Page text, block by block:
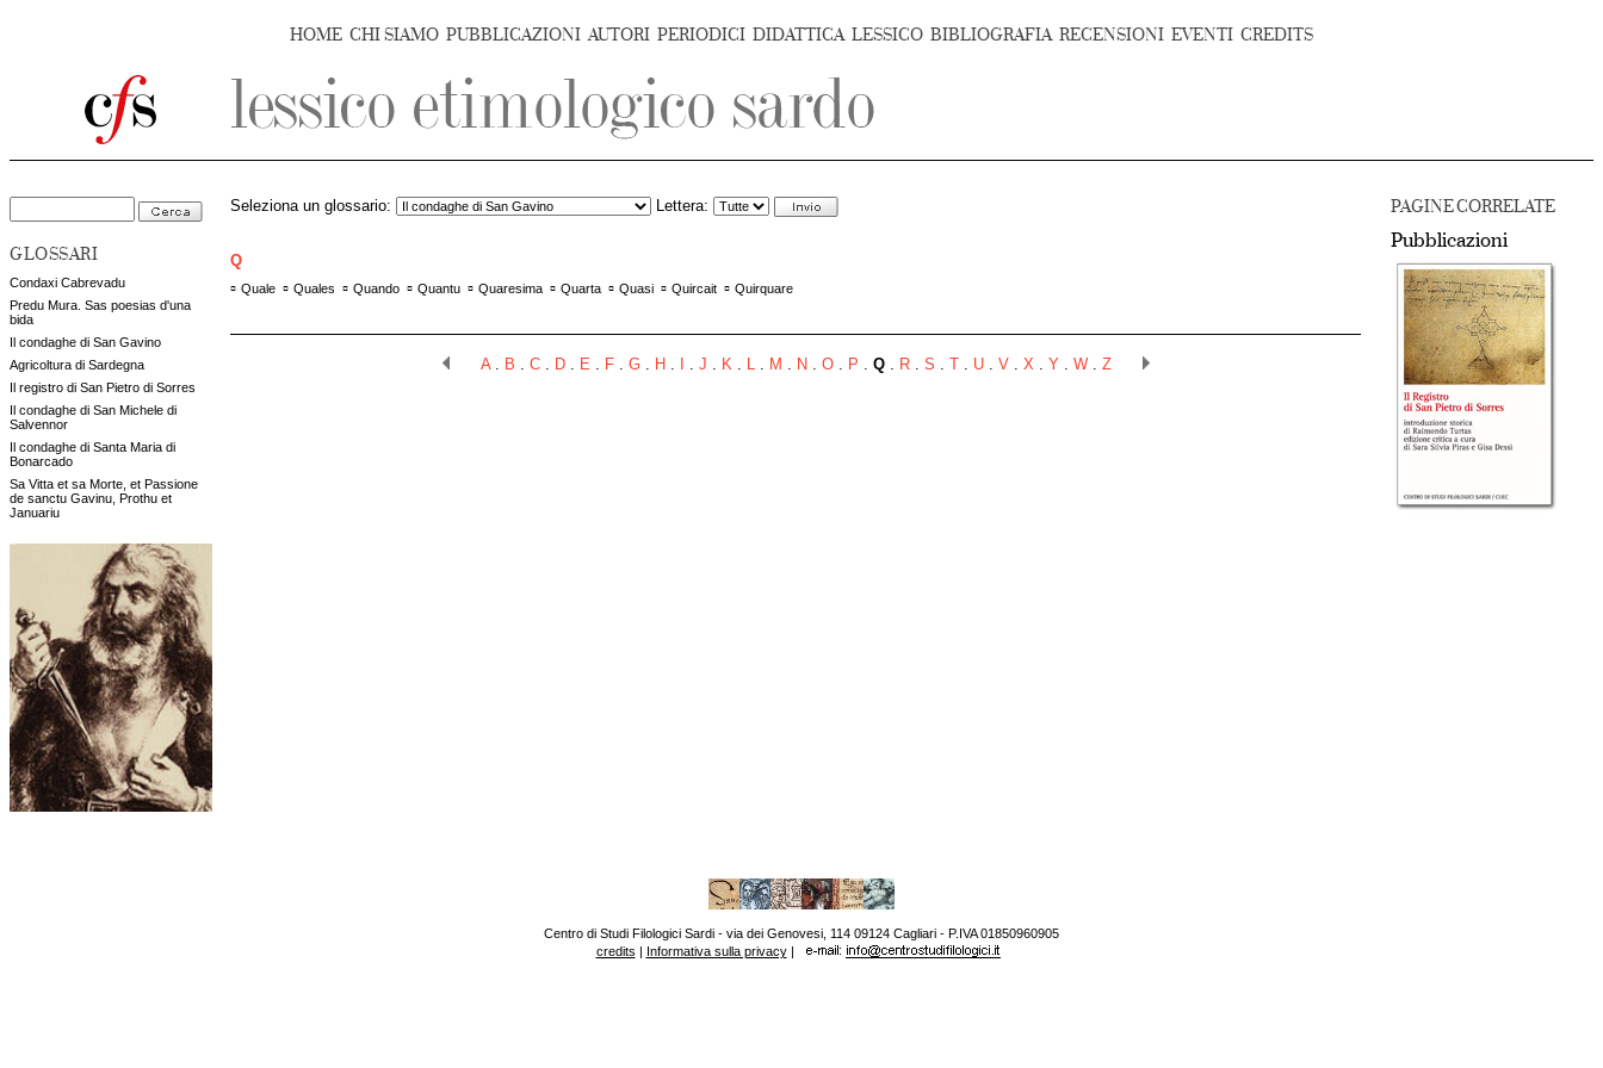
HOME CHI SIAMO PUBBLICAZIONI AUTORI PERIODICI DIDATTICA LESSICO BIBLIOGRAFIA RECENSIONI EVENTI CREDITS
GLOSSARI
Condaxi Cabrevadu
Predu Mura. Sas poesias d'una
bida
Il condaghe di San Gavino
Agricoltura di Sardegna
Il registro di San Pietro di Sorres
Il condaghe di San Michele di
Salvennor
Il condaghe di Santa Maria di
Bonarcado
Sa Vitta et sa Morte, et Passione
de sanctu Gavinu, Prothu et
Januariu
PAGINE CORRELATE
Pubblicazioni
Seleziona un glossario: Lettera:
Q
▫ Quale ▫ Quales ▫ Quando ▫ Quantu ▫ Quaresima ▫ Quarta ▫ Quasi ▫ Quircait ▫ Quirquare
A. B . C. D. E . F. G. H . . J . K. L. M . N . O. P . Q. R. S . . U. V . X. Y . W. Z
Centro di Studi Filologici Sardi - via dei Genovesi, 114 09124 Cagliari - P.IVA 01850960905
credits | Informativa sulla privacy|